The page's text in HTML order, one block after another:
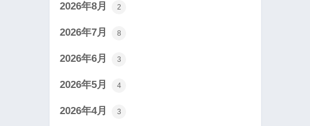
2026年8月 2
2026年7月 8
2026年6月 3
2026年5月 4
2026年4月 3